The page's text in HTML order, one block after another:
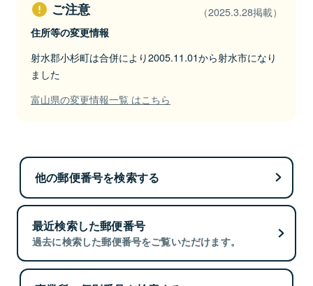
ご注意 （2025.3.28掲載）
住所等の変更情報
射水郡小杉町は合併により2005.11.01から射水市になり
ました
富山県の変更情報一覧 はこちら
他の郵便番号を検索する
最近検索した郵便番号
過去に検索した郵便番号をご覧いただけます。